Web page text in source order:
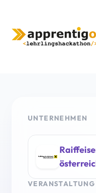
UNTERNEHMEN
VERANSTALTUNG